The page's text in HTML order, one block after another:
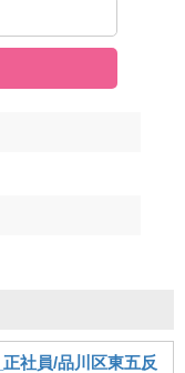
社員/品川区東五反